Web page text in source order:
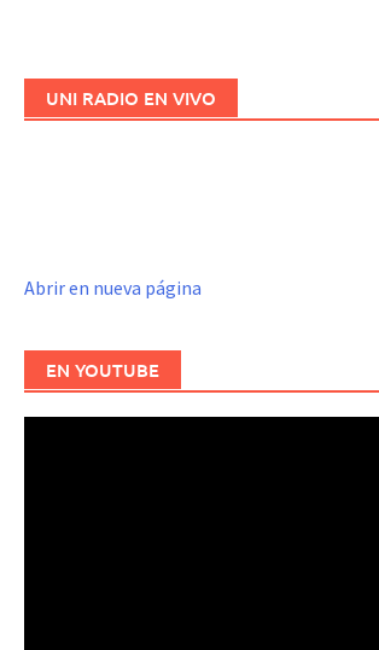
UNI RADIO EN VIVO
Abrir en nueva página
EN YOUTUBE